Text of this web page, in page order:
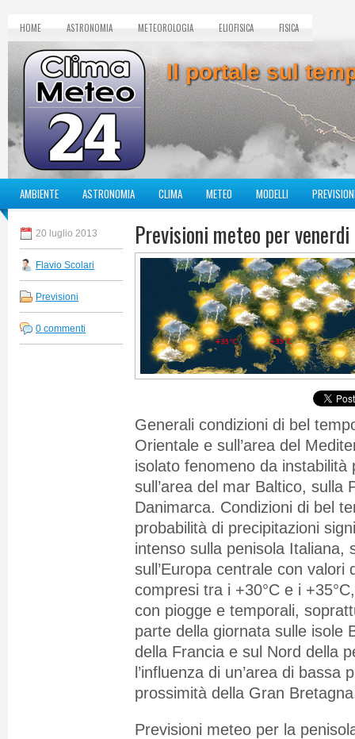
HOME ASTRONOMIA METEOROLOGIA ELIOFISICA FISICA
Il portale sul
AMBIENTE ASTRONOMIA CLIMA METEO MODELLI
20 luglio 2013
Flavio Scolari
Previsioni
0 commenti
Previsioni meteo per
Generali condizioni di bel
Orientale e sull’area del
isolato fenomeno da instabilità
sull’area del mar Baltico, sulla
Danimarca. Condizioni di bel
probabilità di precipitazioni
intenso sulla penisola Italiana,
sull’Europa centrale con valori
compresi tra i +30°C e i
con piogge e temporali,
parte della giornata sulle isole
della Francia e sul Nord della
l’influenza di un’area di bassa
prossimità della Gran
Previsioni meteo per la